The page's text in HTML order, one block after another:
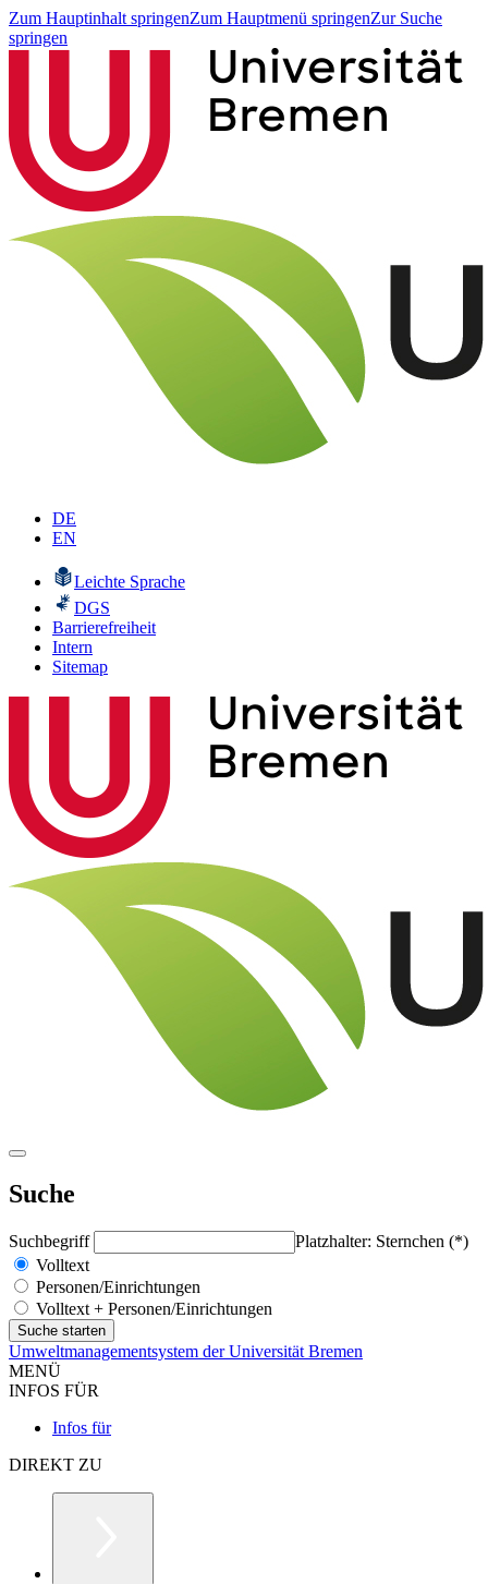
Zum Hauptinhalt springenZum Hauptmenü springenZur Suche
springen
DE
EN
Leichte Sprache
DGS
Barrierefreiheit
Intern
Sitemap
Suche
Suchbegriff
Platzhalter: Sternchen (*)
Volltext
Personen/Einrichtungen
Volltext + Personen/Einrichtungen
Umweltmanagementsystem der Universität Bremen
MENÜ
INFOS FÜR
Infos für
DIREKT ZU